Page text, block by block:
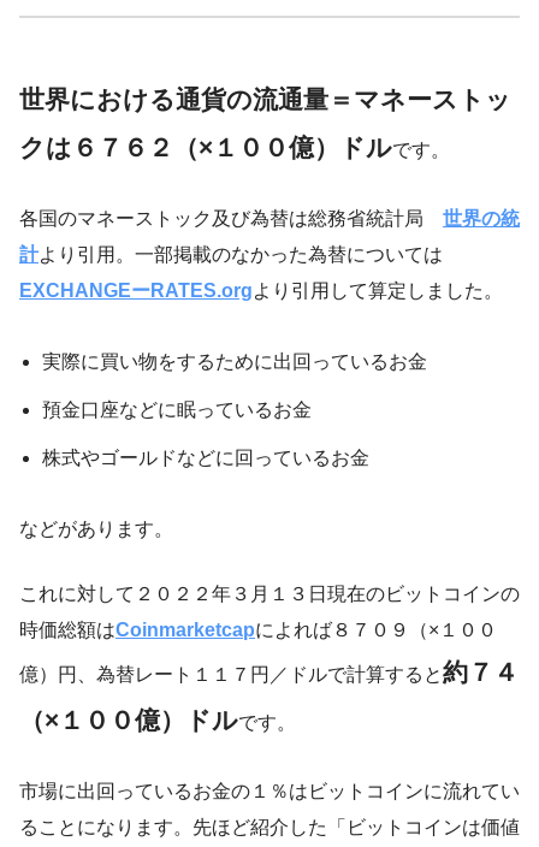
世界における通貨の流通量＝マネーストッ
クは６７６２（×１００億）ドルです。
各国のマネーストック及び為替は総務省統計局 世界の統
計より引用。一部掲載のなかった為替については
EXCHANGEーRATES.orgより引用して算定しました。
実際に買い物をするために出回っているお金
預金口座などに眠っているお金
株式やゴールドなどに回っているお金
などがあります。
これに対して２０２２年３月１３日現在のビットコインの
時価総額はCoinmarketcapによれば８７０９（×１００
億）円、為替レート１１７円／ドルで計算すると約７４
（×１００億）ドルです。
市場に出回っているお金の１％はビットコインに流れてい
ることになります。先ほど紹介した「ビットコインは価値